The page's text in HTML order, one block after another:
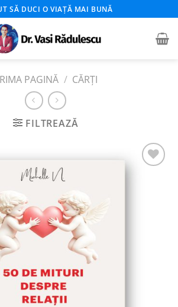
SĂ DUCI O VIAȚĂ MAI BUNĂ
PAGINĂ / CĂRȚI
FILTREAZĂ